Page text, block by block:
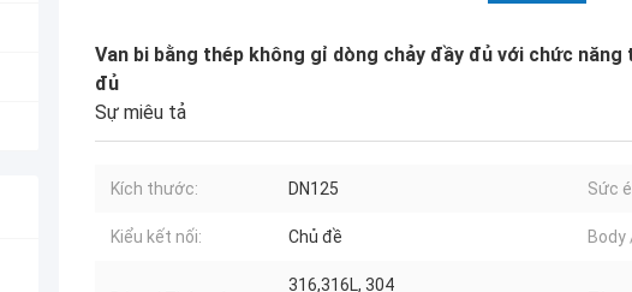
Van bi bằng thép không gỉ dòng chảy đầy đủ với chức
đủ
Sự miêu tả
Kích thước: DN125 Sức
Kiểu kết nối: Chủ đề Body
316,316L, 304